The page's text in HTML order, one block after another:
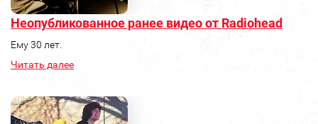
Неопубликованное ранее видео от Radiohead
Ему 30 лет.
Читать далее